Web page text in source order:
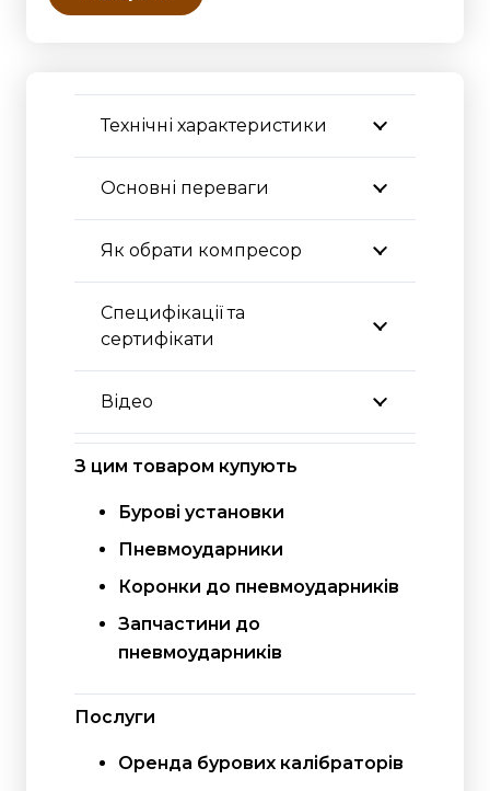
Технічні характеристики
Основні переваги
Як обрати компресор
Специфікації та
сертифікати
Відео
З цим товаром купують
Бурові установки
Пневмоударники
Коронки до пневмоударників
Запчастини до
пневмоударників
Послуги
Оренда бурових калібраторів